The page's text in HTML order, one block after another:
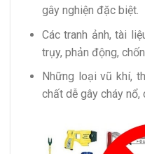
gây nghiện đặc biệt.
Các tranh ảnh, tài
trụy, phản động,
Những loại vũ khí,
chất dễ gây cháy nổ,